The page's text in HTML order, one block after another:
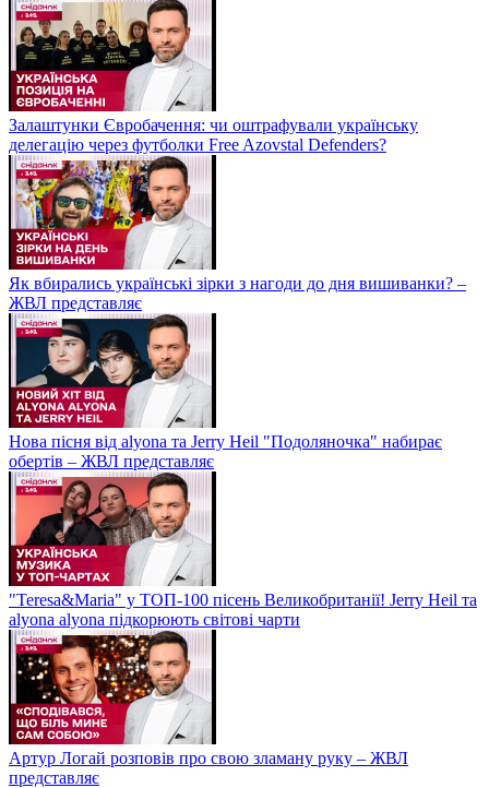
Залаштунки Євробачення: чи оштрафували українську
делегацію через футболки Free Azovstal Defenders?
Як вбирались українські зірки з нагоди до дня вишиванки? –
ЖВЛ представляє
Нова пісня від alyona та Jerry Heil "Подоляночка" набирає
обертів – ЖВЛ представляє
"Teresa&Maria" у ТОП-100 пісень Великобританії! Jerry Heil та
alyona alyona підкорюють світові чарти
Артур Логай розповів про свою зламану руку – ЖВЛ
представляє